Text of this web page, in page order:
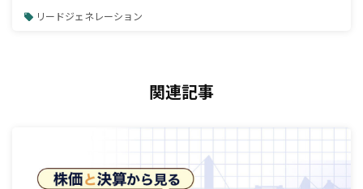
リードジェネレーション
関連記事